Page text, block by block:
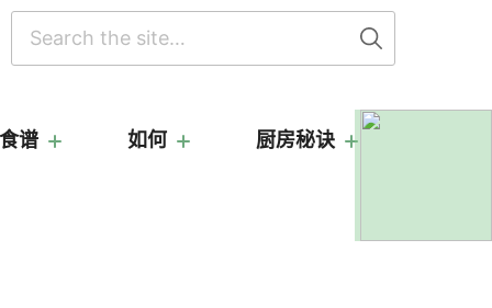
食谱 如何 厨房秘诀
搜
索